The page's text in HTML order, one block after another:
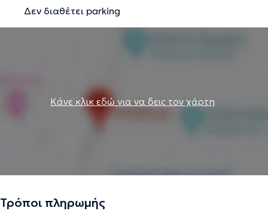
Δεν διαθέτει parking
Κάνε κλικ εδώ για να δεις τον χάρτη
Τρόποι πληρωμής